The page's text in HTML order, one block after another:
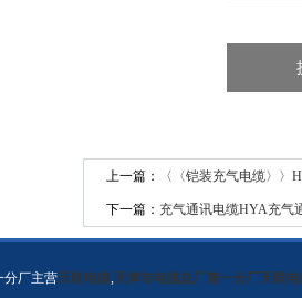
上一篇： 〈〈铠装充气电缆〉
下一篇： 充气通讯电缆HYA充气
分厂主营天联电缆,天津市电缆总厂第一分厂天联电